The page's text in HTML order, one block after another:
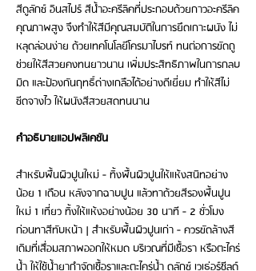
สีดูลักซ์ อินสไปร์ สีน้ำอะครีลิคที่ประกอบด้วยกาวอะครีลิค
คุณภาพสูง จึงทำให้สีมีคุณสมบัติในการยึดเกาะผนัง ไม่
หลุดล่อนง่าย ด้วยเทคโนโลยีโครมาไบรท์ ทนต่อการขัดถู
ช่วยให้สีสวยคงทนยาวนาน เพิ่มประสิทธิภาพในการกลบ
มิด และป้องกันฤทธิ์ด่างเกลือได้อย่างดีเยี่ยม ทำให้สีไม่
ซีดจางไว ให้ผนังสีสวยสดทนนาน
คำอธิบายแอปพลิเคชัน
สำหรับพื้นผิวปูนใหม่ - ทิ้งพื้นผิวปูนให้แห้งสนิทอย่าง
น้อย 1 เดือน หลังจากฉาบปูน แล้วทาด้วยสีรองพื้นปูน
ใหม่ 1 เที่ยว ทิ้งให้แห้งอย่างน้อย 30 นาที - 2 ชั่วโมง
ก่อนทาสีทับหน้า | สำหรับพื้นผิวปูนเก่า - ควรขัดล้างสี
เดิมที่เสื่อมสภาพออกให้หมด บริเวณที่มีเชื้อรา หรือตะไคร่